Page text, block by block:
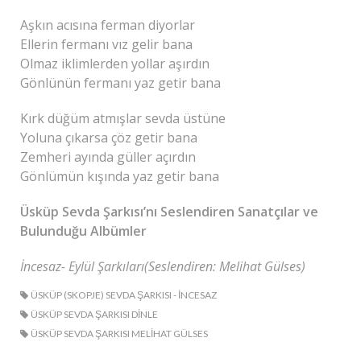
Aşkın acısına ferman diyorlar
Ellerin fermanı vız gelir bana
Olmaz iklimlerden yollar aşırdın
Gönlünün fermanı yaz getir bana
Kırk düğüm atmışlar sevda üstüne
Yoluna çıkarsa çöz getir bana
Zemheri ayında güller açırdın
Gönlümün kışında yaz getir bana
Üsküp Sevda Şarkısı’nı Seslendiren Sanatçılar ve
Bulunduğu Albümler
İncesaz- Eylül Şarkıları(Seslendiren: Melihat Gülses)
ÜSKÜP (SKOPJE) SEVDA ŞARKISI - INCESAZ
ÜSKÜP SEVDA ŞARKISI DINLE
ÜSKÜP SEVDA ŞARKISI MELIHAT GÜLSES